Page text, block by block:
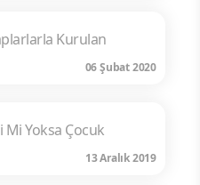
Kurulan
06 Şubat 2020
Yoksa Çocuk
13 Aralık 2019